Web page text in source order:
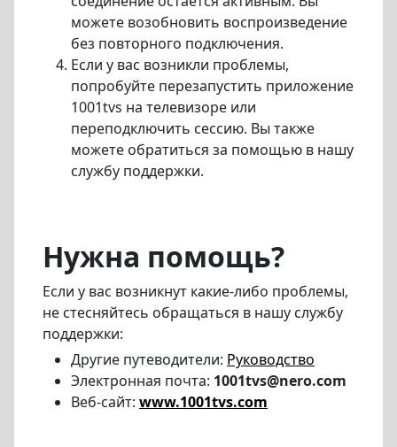
можете возобновить воспроизведение
без повторного подключения.
Если у вас возникли проблемы,
попробуйте перезапустить приложение
1001tvs на телевизоре или
переподключить сессию. Вы также
можете обратиться за помощью в нашу
службу поддержки.
Нужна помощь?
Если у вас возникнут какие-либо проблемы,
не стесняйтесь обращаться в нашу службу
поддержки:
Другие путеводители: Руководство
Электронная почта: 1001tvs@nero.com
Веб-сайт: www.1001tvs.com